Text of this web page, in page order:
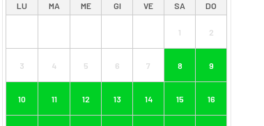
LU MA ME GI VE SA DO
1 2
3 4 5 6 7 8 9
10 11 12 13 14 15 16